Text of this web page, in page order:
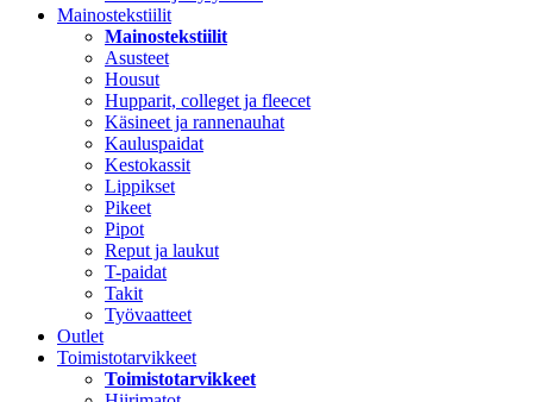
Mainostekstiilit
Mainostekstiilit
Asusteet
Housut
Hupparit, colleget ja fleecet
Käsineet ja rannenauhat
Kauluspaidat
Kestokassit
Lippikset
Pikeet
Pipot
Reput ja laukut
T-paidat
Takit
Työvaatteet
Outlet
Toimistotarvikkeet
Toimistotarvikkeet